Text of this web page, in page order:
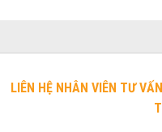
LIÊN HỆ NHÂN VIÊN TƯ